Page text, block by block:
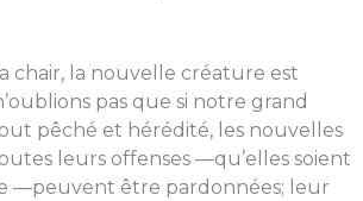
chair, la nou­velle créature est
pas que si notre grand
pêché et hérédité, les nouvelles
leurs offenses —qu’elles soient
—peuvent être pardonnées; leur